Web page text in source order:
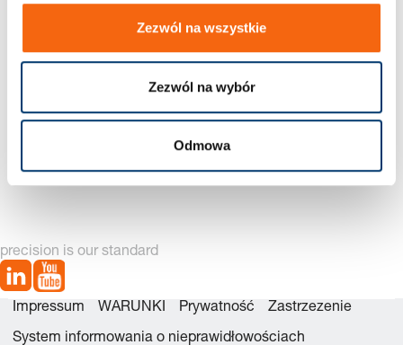
Zezwól na wszystkie
Zezwól na wybór
Odmowa
2490.14.00750. Sprężyna gazowa Kompaktowa
precision is our standard
Impressum WARUNKI Prywatność Zastrzezenie
System informowania o nieprawidłowościach